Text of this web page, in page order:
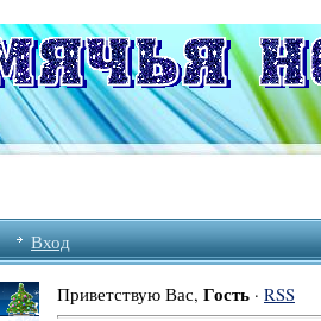
Вход
Приветствую Вас, Гость· RSS